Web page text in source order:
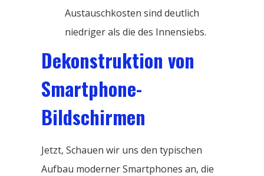
Austauschkosten sind deutlich
niedriger als die des Innensiebs.
Dekonstruktion von
Smartphone-
Bildschirmen
Jetzt, Schauen wir uns den typischen
Aufbau moderner Smartphones an, die